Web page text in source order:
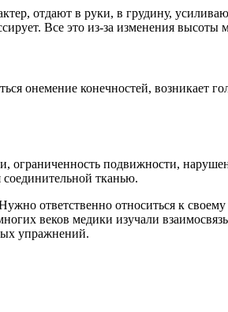
отдают в руки, в грудину,
Все это из-за изменения
онемение конечностей,
подвижности,
тканью.
ответственно относиться к
веков медики изучали
упражнений.